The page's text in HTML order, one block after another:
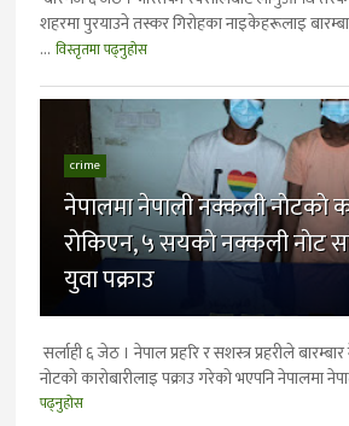
शहरमा पुरयाउने तस्कर गिराेहका नाइकेहरूलाइ
... विस्तृतमा पढ्नुहोस
crime
नेपालमा नेपाली नक्कली नाेटकाे
राेकिएन, ५ सयकाे नक्कली नाेट
युवा पक्राउ
सर्लाही ६ जेठ । नेपाल प्रहरि र सशस्त्र प्रहरीले
नाेटकाे काराेबारीलाइ पक्राउ गरेकाे भएपनि नेपालमा
पढ्नुहोस